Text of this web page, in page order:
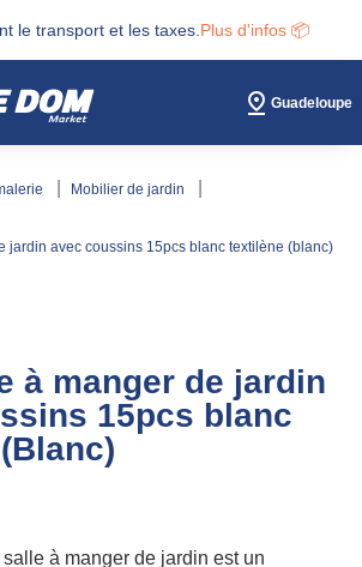
le transport et les taxes. Plus d'infos 📦
Guadeloupe
mobilier de jardin
jardin avec coussins 15pcs blanc textilène (blanc)
à manger de jardin
15pcs blanc
à manger de jardin est un